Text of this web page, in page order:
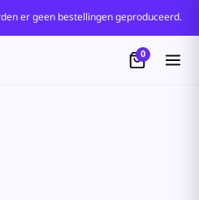
er geen bestellingen geproduceerd.
0